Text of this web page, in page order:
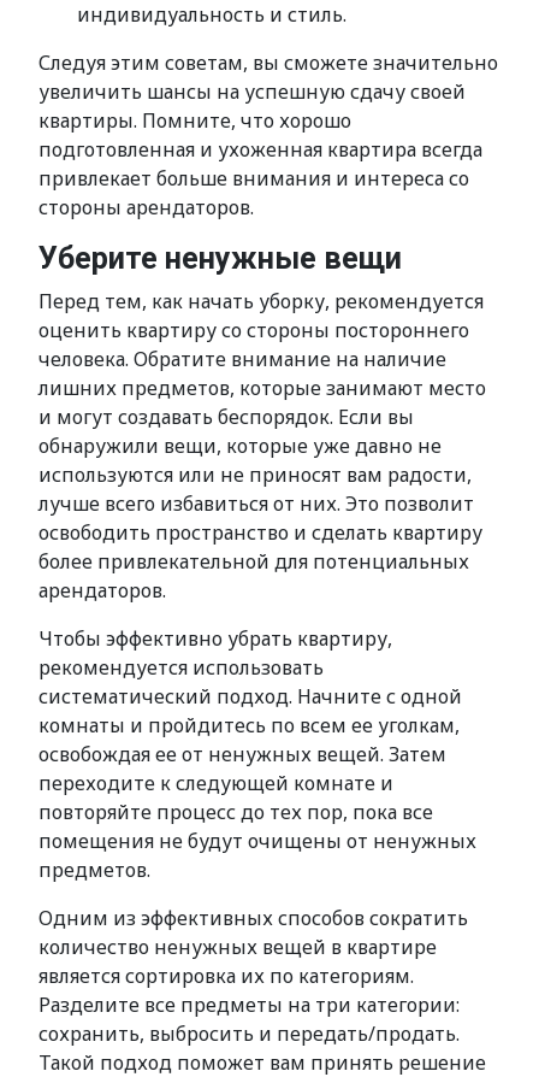
индивидуальность и стиль.
Следуя этим советам, вы сможете значительно
увеличить шансы на успешную сдачу своей
квартиры. Помните, что хорошо
подготовленная и ухоженная квартира всегда
привлекает больше внимания и интереса со
стороны арендаторов.
Уберите ненужные вещи
Перед тем, как начать уборку, рекомендуется
оценить квартиру со стороны постороннего
человека. Обратите внимание на наличие
лишних предметов, которые занимают место
и могут создавать беспорядок. Если вы
обнаружили вещи, которые уже давно не
используются или не приносят вам радости,
лучше всего избавиться от них. Это позволит
освободить пространство и сделать квартиру
более привлекательной для потенциальных
арендаторов.
Чтобы эффективно убрать квартиру,
рекомендуется использовать
систематический подход. Начните с одной
комнаты и пройдитесь по всем ее уголкам,
освобождая ее от ненужных вещей. Затем
переходите к следующей комнате и
повторяйте процесс до тех пор, пока все
помещения не будут очищены от ненужных
предметов.
Одним из эффективных способов сократить
количество ненужных вещей в квартире
является сортировка их по категориям.
Разделите все предметы на три категории:
сохранить, выбросить и передать/продать.
Такой подход поможет вам принять решение